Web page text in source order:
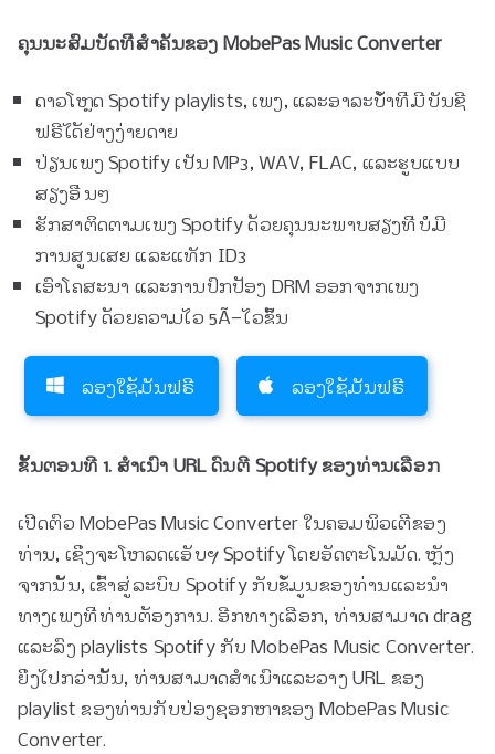
ຄຸນ​ນະ​ສົມ​ບັດ​ທີ່​ສໍາ​ຄັນ​ຂອງ MobePas Music Converter​
ດາວ​ໂຫຼດ Spotify playlists​, ເພງ​, ແລະ​ອາ​ລະ​ບ້ຳ​ທີ່​ມີ​ບັນ​ຊີ​
ຟຣີ​ໄດ້​ຢ່າງ​ງ່າຍ​ດາຍ​
ປ່ຽນເພງ Spotify ເປັນ MP3, WAV, FLAC, ແລະຮູບແບບ
ສຽງອື່ນໆ
ຮັກສາຕິດຕາມເພງ Spotify ດ້ວຍຄຸນນະພາບສຽງທີ່ບໍ່ມີ
ການສູນເສຍ ແລະແທັກ ID3
ເອົາໂຄສະນາ ແລະການປົກປ້ອງ DRM ອອກຈາກເພງ
Spotify ດ້ວຍຄວາມໄວ 5Ã—ໄວຂຶ້ນ
ລອງໃຊ້ມັນຟຣີ ລອງໃຊ້ມັນຟຣີ
ຂັ້ນ​ຕອນ​ທີ 1. ສໍາ​ເນົາ URL ດົນ​ຕີ Spotify ຂອງ​ທ່ານ​ເລືອກ​
ເປີດຕົວ MobePas Music Converter ໃນຄອມພິວເຕີຂອງ
ທ່ານ, ເຊິ່ງຈະໂຫລດແອັບຯ Spotify ໂດຍອັດຕະໂນມັດ. ຫຼັງ​
ຈາກ​ນັ້ນ​, ເຂົ້າ​ສູ່​ລະ​ບົບ Spotify ກັບ​ຂໍ້​ມູນ​ຂອງ​ທ່ານ​ແລະ​ນໍາ​
ທາງ​ເພງ​ທີ່​ທ່ານ​ຕ້ອງ​ການ​. ອີກ​ທາງ​ເລືອກ​, ທ່ານ​ສາ​ມາດ drag
ແລະ​ລົງ playlists Spotify ກັບ MobePas Music Converter​.
ຍິ່ງ​ໄປ​ກວ່າ​ນັ້ນ​, ທ່ານ​ສາ​ມາດ​ສໍາ​ເນົາ​ແລະ​ວາງ URL ຂອງ
playlist ຂອງ​ທ່ານ​ກັບ​ປ່ອງ​ຊອກ​ຫາ​ຂອງ MobePas Music
Converter​.